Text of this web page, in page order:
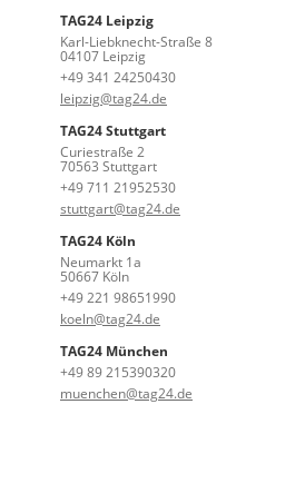
TAG24 Leipzig
Karl-Liebknecht-Straße 8
04107 Leipzig
+49 341 24250430
leipzig@tag24.de
TAG24 Stuttgart
Curiestraße 2
70563 Stuttgart
+49 711 21952530
stuttgart@tag24.de
TAG24 Köln
Neumarkt 1a
50667 Köln
+49 221 98651990
koeln@tag24.de
TAG24 München
+49 89 215390320
muenchen@tag24.de